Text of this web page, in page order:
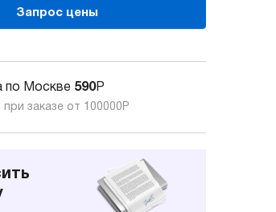
Запрос цены
по Москве 590Р
при заказе от 100000 Р